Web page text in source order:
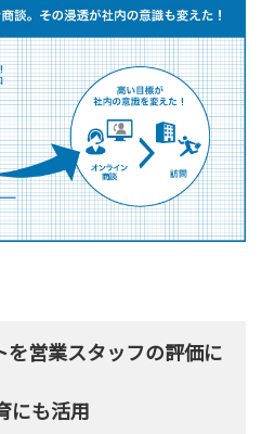
を営業スタッフの評価に
にも活用